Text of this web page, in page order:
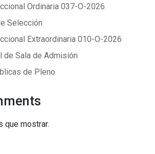
Ordinaria 037-O-2026
Selección
Extraordinaria 010-O-2026
de Sala de Admisión
de Pleno
que mostrar.